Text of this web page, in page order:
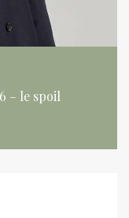
– le spoil